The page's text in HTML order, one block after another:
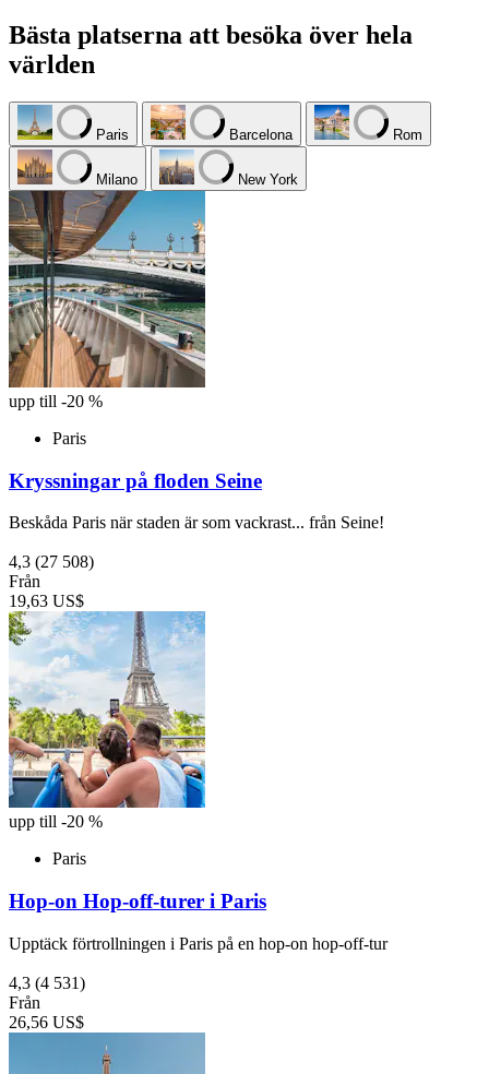
Bästa platserna att besöka över hela
världen
Paris Barcelona Rom
Milano New York
upp till -20 %
Paris
Kryssningar på floden Seine
Beskåda Paris när staden är som vackrast... från Seine!
4,3 (27 508)
Från
19,63 US$
upp till -20 %
Paris
Hop-on Hop-off-turer i Paris
Upptäck förtrollningen i Paris på en hop-on hop-off-tur
4,3 (4 531)
Från
26,56 US$